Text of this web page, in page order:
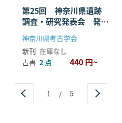
第25回 神奈川県遺跡
調査・研究発表会 発表
要旨
神奈川県考古学会
新刊 在庫なし
古書 2 点 440 円~
1 / 5